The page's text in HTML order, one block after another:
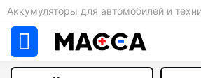
Аккумуляторы для автомобилей и